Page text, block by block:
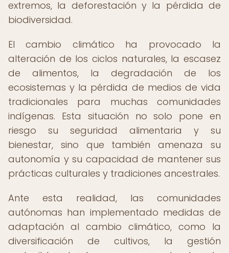
extremos, la deforestación y la pérdida de
biodiversidad.
El cambio climático ha provocado la
alteración de los ciclos naturales, la escasez
de alimentos, la degradación de los
ecosistemas y la pérdida de medios de vida
tradicionales para muchas comunidades
indígenas. Esta situación no solo pone en
riesgo su seguridad alimentaria y su
bienestar, sino que también amenaza su
autonomía y su capacidad de mantener sus
prácticas culturales y tradiciones ancestrales.
Ante esta realidad, las comunidades
autónomas han implementado medidas de
adaptación al cambio climático, como la
diversificación de cultivos, la gestión